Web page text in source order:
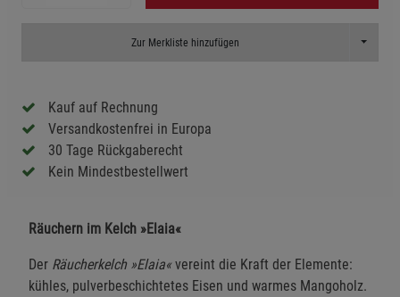
Zur Merkliste hinzufügen Toggle
Kauf auf Rechnung
Versandkostenfrei in Europa
30 Tage Rückgaberecht
Kein Mindestbestellwert
Räuchern im Kelch »Elaia«
Der Räucherkelch »Elaia«vereint die Kraft der Elemente:
kühles, pulverbeschichtetes Eisen und warmes Mangoholz.